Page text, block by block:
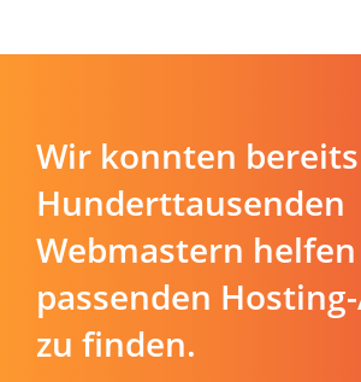
Wir konnten bereits
Hunderttausenden
Webmastern
passenden
zu finden.